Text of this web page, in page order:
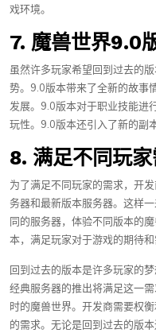
戏环境。
7. 魔兽世界9.0
虽然许多玩家希望回到过去的
势。9.0版本带来了全新的故事
发展。9.0版本对于职业技能进
玩性。9.0版本还引入了新的副
8. 满足不同玩
为了满足不同玩家的需求，开
务器和最新版本服务器。这样
同的服务器，体验不同版本的
本，满足玩家对于游戏的期待和
回到过去的版本是许多玩家的
经典服务器的推出将满足这一
时的魔兽世界。开发商需要权
的需求。无论是回到过去的版